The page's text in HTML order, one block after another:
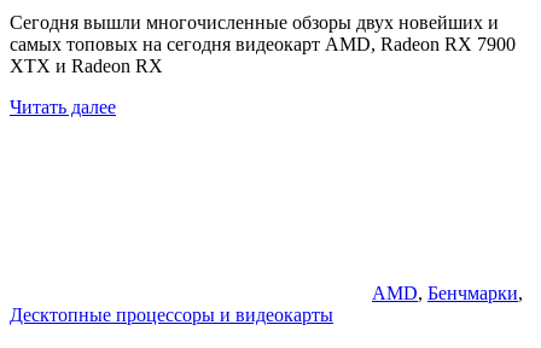
Сегодня вышли многочисленные обзоры двух новейших и
самых топовых на сегодня видеокарт AMD, Radeon RX 7900
XTX и Radeon RX
Читать далее
AMD, Бенчмарки,
Десктопные процессоры и видеокарты